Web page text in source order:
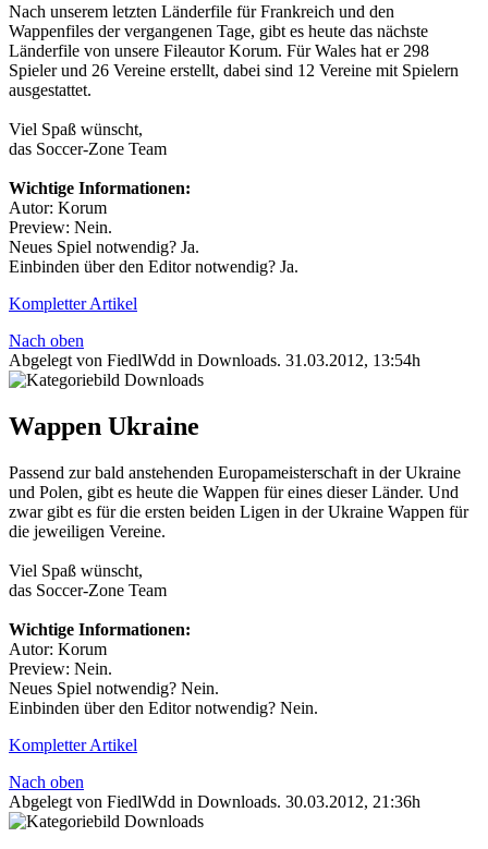
Nach unserem letzten Länderfile für Frankreich und den
Wappenfiles der vergangenen Tage, gibt es heute das nächste
Länderfile von unsere Fileautor Korum. Für Wales hat er 298
Spieler und 26 Vereine erstellt, dabei sind 12 Vereine mit Spielern
ausgestattet.
Viel Spaß wünscht,
das Soccer-Zone Team
Wichtige Informationen:
Autor: Korum
Preview: Nein.
Neues Spiel notwendig? Ja.
Einbinden über den Editor notwendig? Ja.
Kompletter Artikel
Nach oben
Abgelegt von FiedlWdd in Downloads. 31.03.2012, 13:54h
Wappen Ukraine
Passend zur bald anstehenden Europameisterschaft in der Ukraine
und Polen, gibt es heute die Wappen für eines dieser Länder. Und
zwar gibt es für die ersten beiden Ligen in der Ukraine Wappen für
die jeweiligen Vereine.
Viel Spaß wünscht,
das Soccer-Zone Team
Wichtige Informationen:
Autor: Korum
Preview: Nein.
Neues Spiel notwendig? Nein.
Einbinden über den Editor notwendig? Nein.
Kompletter Artikel
Nach oben
Abgelegt von FiedlWdd in Downloads. 30.03.2012, 21:36h